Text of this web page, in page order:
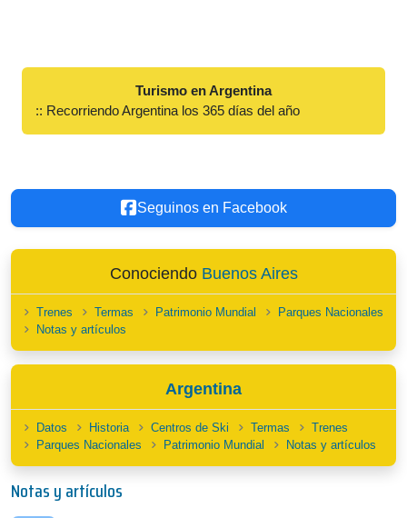
Turismo en Argentina
:: Recorriendo Argentina los 365 días del año
Seguinos en Facebook
Conociendo Buenos Aires
Trenes Termas Patrimonio Mundial
Parques Nacionales
Notas y artículos
Argentina
Datos Historia Centros de Ski Termas
Trenes
Parques Nacionales
Patrimonio Mundial Notas y artículos
Notas y artículos